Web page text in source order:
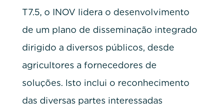
T7.5, o INOV lidera o desenvolvimento
de um plano de disseminação integrado
dirigido a diversos públicos, desde
agricultores a fornecedores de
soluções. Isto inclui o reconhecimento
das diversas partes interessadas